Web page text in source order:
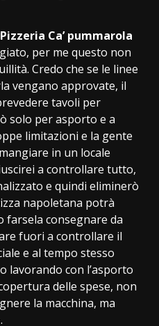
Ca’ pummarola
per me questo non
Credo che se le linee
vengano approvate, il
tavoli per
solo per asporto e a
limitazioni e la gente
in un locale
a controllare tutto,
e quindi eliminerò
napoletana potrà
farsela consegnare da
fuori a controllare il
e al tempo stesso
lavorando con l’asporto
delle spese, non
la macchina, ma